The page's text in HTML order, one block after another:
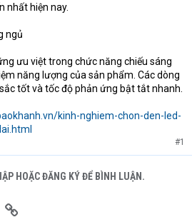
nhất hiện nay.
ngủ
ưu việt trong chức năng chiếu sáng
năng lượng của sản phẩm. Các dòng
tốt và tốc độ phản ứng bật tắt nhanh.
kinh-nghiem-chon-den-led-
#1
HOẶC ĐĂNG KÝ ĐỂ BÌNH LUẬN.